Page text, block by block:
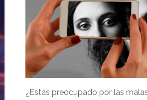
¿Estás preocupado por las